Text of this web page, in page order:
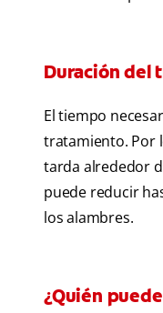
Duración del
El tiempo
tratamiento. Por
tarda alrededor
puede reducir
los alambres.
¿Quién